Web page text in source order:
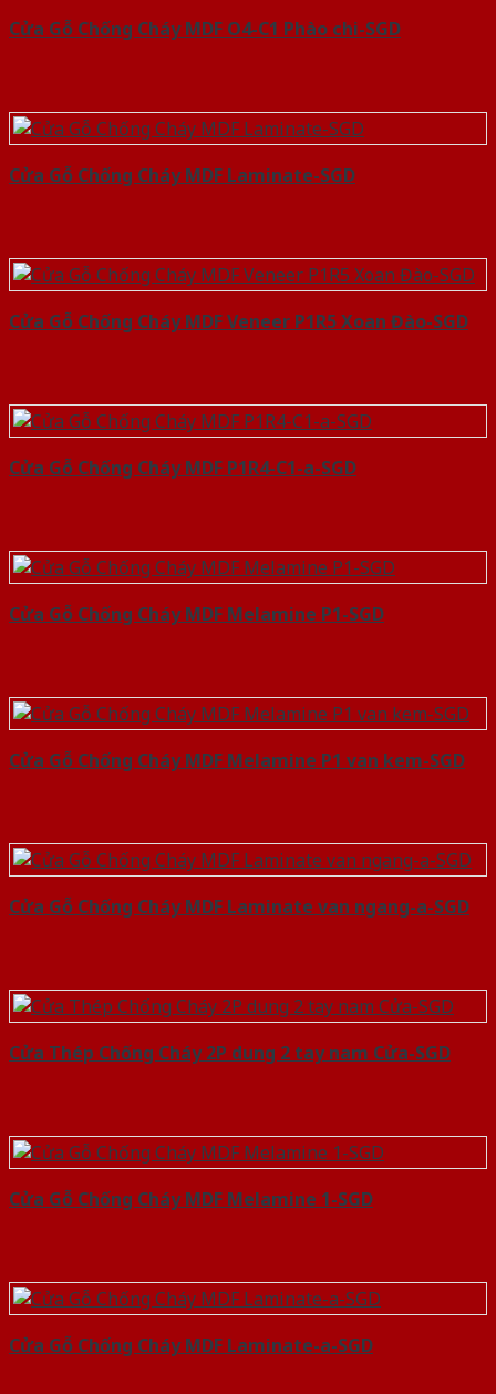
Cửa Gỗ Chống Cháy MDF O4-C1 Phào chi-SGD
Cửa Gỗ Chống Cháy MDF Laminate-SGD
Cửa Gỗ Chống Cháy MDF Veneer P1R5 Xoan Đào-SGD
Cửa Gỗ Chống Cháy MDF P1R4-C1-a-SGD
Cửa Gỗ Chống Cháy MDF Melamine P1-SGD
Cửa Gỗ Chống Cháy MDF Melamine P1 van kem-SGD
Cửa Gỗ Chống Cháy MDF Laminate van ngang-a-SGD
Cửa Thép Chống Cháy 2P dung 2 tay nam Cửa-SGD
Cửa Gỗ Chống Cháy MDF Melamine 1-SGD
Cửa Gỗ Chống Cháy MDF Laminate-a-SGD